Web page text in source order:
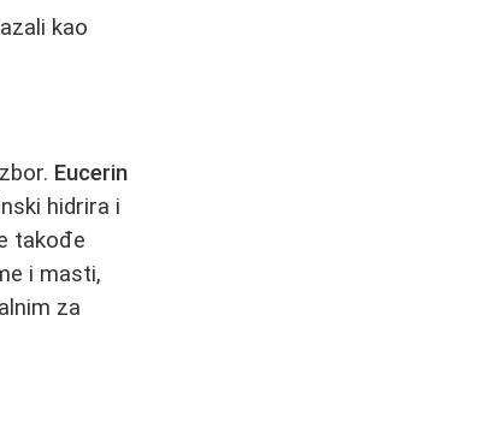
kao
Eucerin
hidrira i
takođe
i masti,
za